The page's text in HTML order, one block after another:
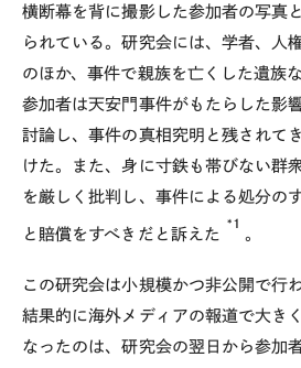
横断幕を背に撮影した参加者の写真
られている。研究会には、学者、人
のほか、事件で親族を亡くした遺族
参加者は天安門事件がもたらした影
討論し、事件の真相究明と残されて
けた。また、身に寸鉄も帯びない群
を厳しく批判し、事件による処分の
と賠償をすべきだと訴えた
*1
。
この研究会は小規模かつ非公開で行
結果的に海外メディアの報道で大き
なったのは、研究会の翌日から参加